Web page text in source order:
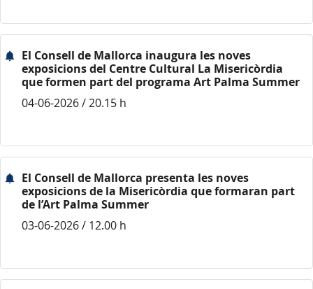
El Consell de Mallorca inaugura les noves
exposicions del Centre Cultural La Misericòrdia
que formen part del programa Art Palma Summer
04-06-2026 / 20.15 h
El Consell de Mallorca presenta les noves
exposicions de la Misericòrdia que formaran part
de l’Art Palma Summer
03-06-2026 / 12.00 h